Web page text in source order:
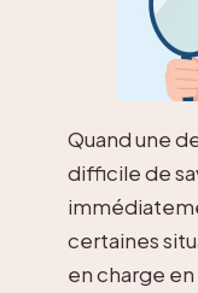
Quand une
difficile de
certaines
en charge